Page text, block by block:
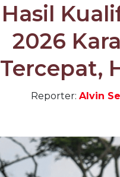
Hasil
2026
Tercepat,
Reporter: Alvin